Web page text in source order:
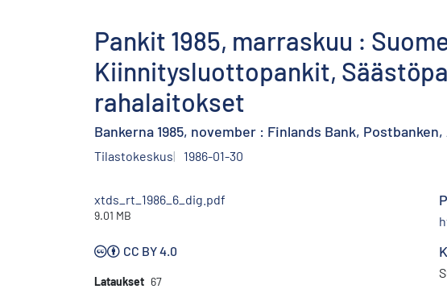
Pankit 1985, marraskuu :
Kiinnitysluottopankit,
rahalaitokset
Bankerna 1985, november : Finlands Bank,
Tilastokeskus 1986-01-30
xtds_rt_1986_6_dig.pdf
9.01 MB
CC BY 4.0
Lataukset 67